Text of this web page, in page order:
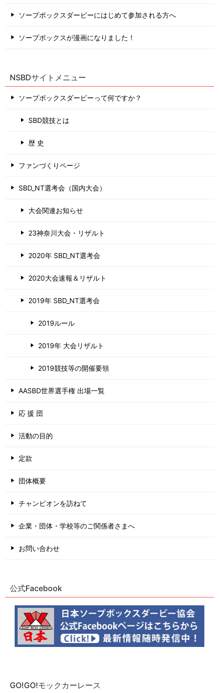
ソープボックスダービーにはじめて参加される方へ
ソープボックスが漫画になりました！
NSBDサイトメニュー
ソープボックスダービーって何ですか？
SBD競技とは
歴 史
ファンづくりページ
SBD_NT選考会（国内大会）
大会関連お知らせ
23神奈川大会・リザルト
2020年 SBD_NT選考会
2020大会速報＆リザルト
2019年 SBD_NT選考会
2019ルール
2019年 大会リザルト
2019競技等の開催要領
AASBD世界選手権 出場一覧
応 援 団
活動の目的
定款
団体概要
チャンピオンを訪ねて
企業・団体・学校等のご関係者さまへ
お問い合わせ
公式Facebook
GO!GO!モックカーレース